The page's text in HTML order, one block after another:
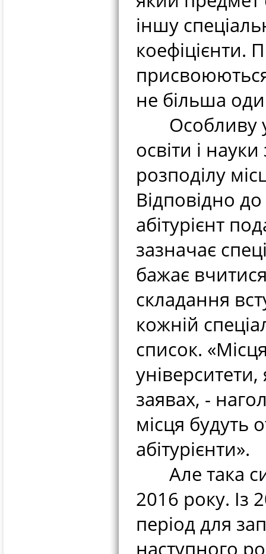
іншу
коефіцієнти.
не більша
Особливу
освіти і
розподілу
Відповідно
абітурієнт
зазначає
бажає
складання
кожній
список.
заявах, -
місця будуть
абітурієнти».
Але така
2016 року. Із
період для
наступного